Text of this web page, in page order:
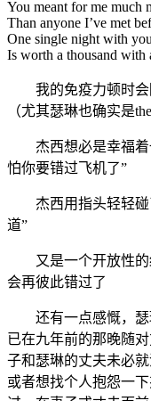
You meant for me much
Than anyone I’ve met
One single night with
Is worth a thousand with
我的免疫力顿时会
（尤其瑟琳也确实是
杰西想必是幸福着
怕你要错过飞机了”
杰西用指头轻轻碰
道”
又是一个开放性的
会再彼此错过了
还有一点感慨，瑟
已在九年前的那晚随
子和瑟琳的丈夫未必
或者想找个人抱怨一